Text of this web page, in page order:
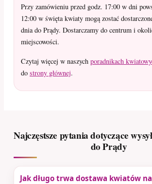
Przy zamówieniu przed godz. 17:00 w dni
12:00 w święta kwiaty mogą zostać
dnia do Prądy. Dostarczamy do centrum i
miejscowości.
Czytaj więcej w naszych poradnikach
do strony głównej.
Najczęstsze pytania dotyczące
do Prądy
Jak długo trwa dostawa kwiatów